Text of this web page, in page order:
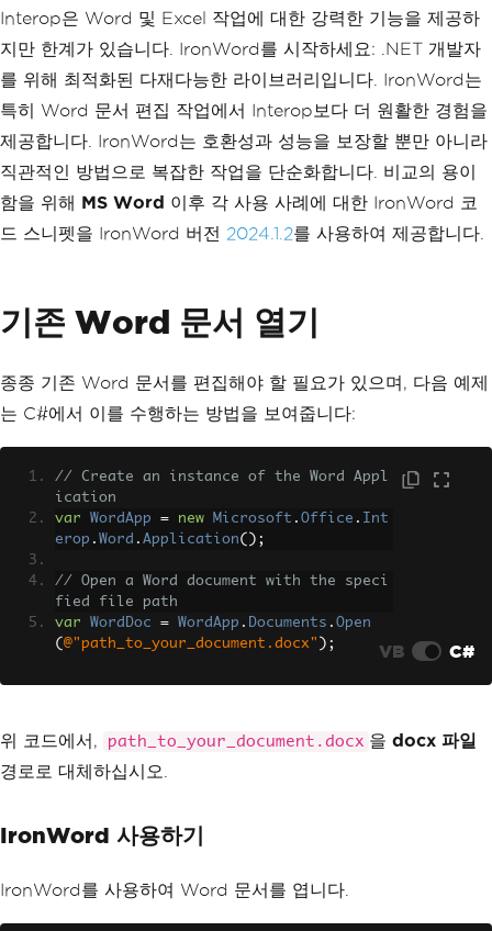
Interop은 Word 및 Excel 작업에 대한 강력한 기능을 제공하
지만 한계가 있습니다. IronWord를 시작하세요: .NET 개발자
를 위해 최적화된 다재다능한 라이브러리입니다. IronWord는
특히 Word 문서 편집 작업에서 Interop보다 더 원활한 경험을
제공합니다. IronWord는 호환성과 성능을 보장할 뿐만 아니라
직관적인 방법으로 복잡한 작업을 단순화합니다. 비교의 용이
함을 위해 MS Word 이후 각 사용 사례에 대한 IronWord 코
드 스니펫을 IronWord 버전 2024.1.2를 사용하여 제공합니다.
기존 Word 문서 열기
종종 기존 Word 문서를 편집해야 할 필요가 있으며, 다음 예제
는 C#에서 이를 수행하는 방법을 보여줍니다:
// Create an instance of the Word Appl
ication
var
WordApp = new Microsoft . Office . Int
erop . Word . Application();
// Open a Word document with the speci
fied file path
var
WordDoc = WordApp . Documents . Open
( @"path_to_your_document.docx" ); VB C#
위 코드에서, path_to_your_document.docx 을 docx 파일
경로로 대체하십시오.
IronWord 사용하기
IronWord를 사용하여 Word 문서를 엽니다.